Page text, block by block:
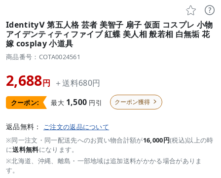
 
IdentityⅤ 第五人格 芸者 美智子 扇子 仮面 コスプレ 小物
アイデンティティファイブ 紅蝶 美人相 般若相 白無垢 花
嫁 cosplay 小道具
商品番号：COTA0024561
2,688円 ＋送料680円
クーポン: 最大 1,500 円引 クーポン獲得 
返品無料： ご注文の返品について
※同一注文・同一配送先へのお買い物合計額が16,000円(税込)以上の時
に送料無料になります。
※北海道、沖縄、離島・一部地域は追加送料がかかる場合がありま
す。